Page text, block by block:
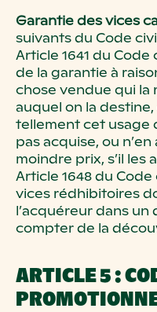
Garantie des vices
suivants du Code
Article 1641 du
de la garantie à
chose vendue qui la
auquel on la
tellement cet usage
pas acquise, ou
moindre prix, s’il les
Article 1648 du
vices rédhibitoires
l’acquéreur dans un
compter de la
ARTICLE 5 :